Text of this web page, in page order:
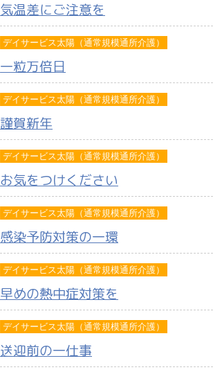
気温差にご注意を
デイサービス太陽（通常規模通所介護）
一粒万倍日
デイサービス太陽（通常規模通所介護）
謹賀新年
デイサービス太陽（通常規模通所介護）
お気をつけください
デイサービス太陽（通常規模通所介護）
感染予防対策の一環
デイサービス太陽（通常規模通所介護）
早めの熱中症対策を
デイサービス太陽（通常規模通所介護）
送迎前の一仕事